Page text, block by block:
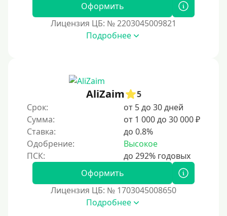
90 дней
10 месяцев
Год
365 дней
2 года
3 года
Оформить
Лицензия ЦБ: № 2203045009821
Подробнее
AliZaim
5
Срок:
от 5 до 30 дней
Сумма:
от 1 000 до 30 000 ₽
Ставка:
до 0.8%
Одобрение:
Высокое
Оформить
Лицензия ЦБ: № 1703045008650
Подробнее